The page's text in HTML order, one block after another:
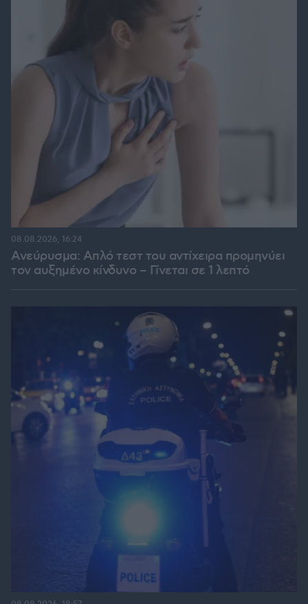
Ανεύρυσμα: Απλό τεστ του αντίχειρα προμηνύει
τον αυξημένο κίνδυνο – Γίνεται σε 1 λεπτό
08.08.2026, 16:24